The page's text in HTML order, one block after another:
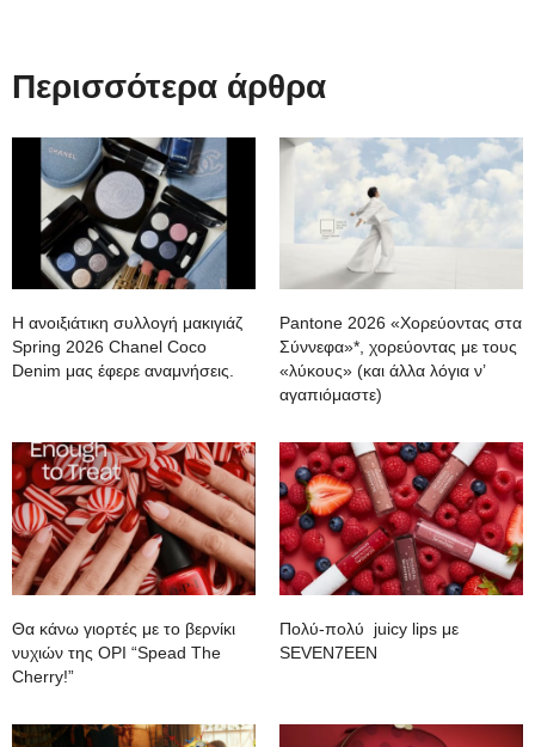
Περισσότερα άρθρα
Η ανοιξιάτικη συλλογή μακιγιάζ
Spring 2026 Chanel Coco
Denim μας έφερε αναμνήσεις.
Pantone 2026 «Χορεύοντας στα
Σύννεφα»*, χορεύοντας με τους
«λύκους» (και άλλα λόγια ν’
αγαπιόμαστε)
Θα κάνω γιορτές με το βερνίκι
νυχιών της OPI “Spead The
Cherry!”
Πολύ-πολύ juicy lips με
SEVEN7EEN